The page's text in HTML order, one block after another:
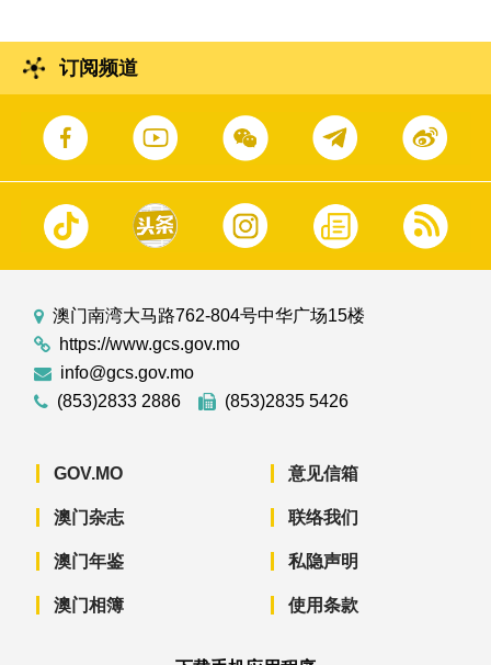
订阅频道
澳门南湾大马路762-804号中华广场15楼
https://www.gcs.gov.mo
info@gcs.gov.mo
(853)2833 2886
(853)2835 5426
GOV.MO
澳门杂志
澳门年鉴
澳门相簿
意见信箱
联络我们
私隐声明
使用条款